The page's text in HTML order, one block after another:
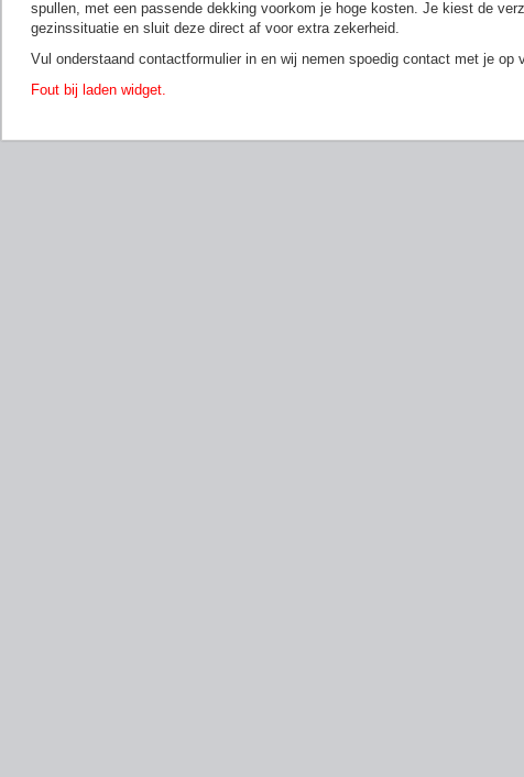
spullen, met een passende dekking voorkom je hoge kosten. Je kiest de
gezinssituatie en sluit deze direct af voor extra zekerheid.
Vul onderstaand contactformulier in en wij nemen spoedig contact met je op
Fout bij laden widget.